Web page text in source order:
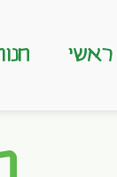
ראשי